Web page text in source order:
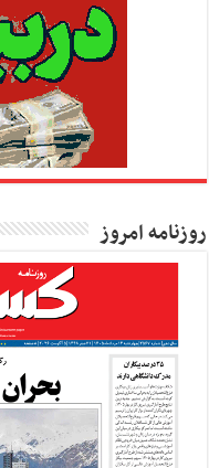
روزنامه امروز